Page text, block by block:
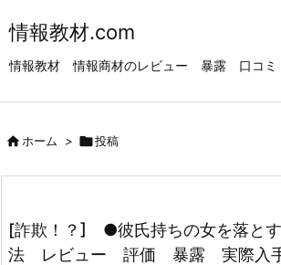
情報教材.com
情報教材 情報商材のレビュー 暴露 口コミ
ホーム > 投稿
[詐欺！？] ●彼氏持ちの女を落と
法 レビュー 評価 暴露 実際入